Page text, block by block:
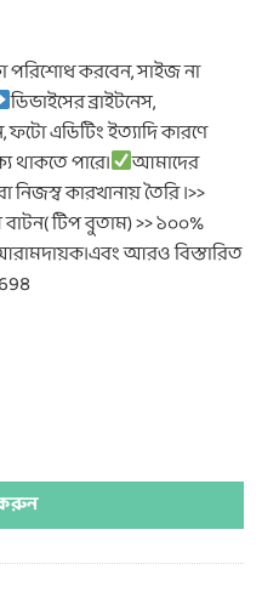
.
পরিশোধ করবেন, সাইজ না
ডিভাইসের ব্রাইটনেস,
এডিটিং ইত্যাদি কারণে
থাকতে পারে।
আমাদের
নিজস্ব কারখানায় তৈরি ।>>
বাটন( টিপ বুতাম) >> ১০০%
আরও বিস্তারিত